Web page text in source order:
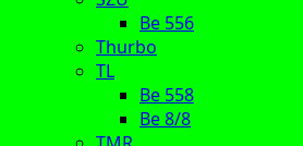
Be 556
Thurbo
TL
Be 558
Be 8/8